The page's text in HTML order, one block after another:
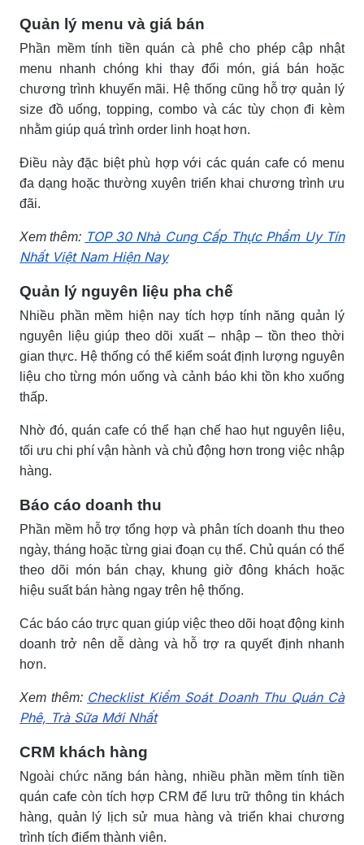
Quản lý menu và giá bán
Phần mềm tính tiền quán cà phê cho phép cập nhật
menu nhanh chóng khi thay đổi món, giá bán hoặc
chương trình khuyến mãi. Hệ thống cũng hỗ trợ quản lý
size đồ uống, topping, combo và các tùy chọn đi kèm
nhằm giúp quá trình order linh hoạt hơn.
Điều này đặc biệt phù hợp với các quán cafe có menu
đa dạng hoặc thường xuyên triển khai chương trình ưu
đãi.
Xem thêm: TOP 30 Nhà Cung Cấp Thực Phẩm Uy Tín
Nhất Việt Nam Hiện Nay
Quản lý nguyên liệu pha chế
Nhiều phần mềm hiện nay tích hợp tính năng quản lý
nguyên liệu giúp theo dõi xuất – nhập – tồn theo thời
gian thực. Hệ thống có thể kiểm soát định lượng nguyên
liệu cho từng món uống và cảnh báo khi tồn kho xuống
thấp.
Nhờ đó, quán cafe có thể hạn chế hao hụt nguyên liệu,
tối ưu chi phí vận hành và chủ động hơn trong việc nhập
hàng.
Báo cáo doanh thu
Phần mềm hỗ trợ tổng hợp và phân tích doanh thu theo
ngày, tháng hoặc từng giai đoạn cụ thể. Chủ quán có thể
theo dõi món bán chạy, khung giờ đông khách hoặc
hiệu suất bán hàng ngay trên hệ thống.
Các báo cáo trực quan giúp việc theo dõi hoạt động kinh
doanh trở nên dễ dàng và hỗ trợ ra quyết định nhanh
hơn.
Xem thêm: Checklist Kiểm Soát Doanh Thu Quán Cà
Phê, Trà Sữa Mới Nhất
CRM khách hàng
Ngoài chức năng bán hàng, nhiều phần mềm tính tiền
quán cafe còn tích hợp CRM để lưu trữ thông tin khách
hàng, quản lý lịch sử mua hàng và triển khai chương
trình tích điểm thành viên.